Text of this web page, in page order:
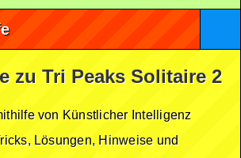
zu Tri Peaks Solitaire 2
von Künstlicher Intelligenz
Lösungen, Hinweise und